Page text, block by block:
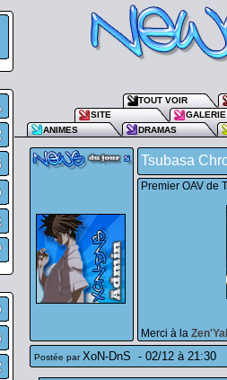
TOUT VOIR
SITE
GALERIE
ANIMES
DRAMAS
Tsubasa
Premier OAV de
Merci à la
Postée parXoN-DnS - 02/12 à 21:30